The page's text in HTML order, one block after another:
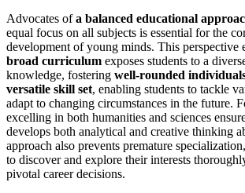
Advocates ofa balanced educational
equal focus on all subjects is essential for the
development of young minds. This perspective
broad curriculum exposes students to a
knowledge, fostering well-rounded
versatile skill set, enabling students to tackle
adapt to changing circumstances in the future.
excelling in both humanities and sciences
develops both analytical and creative thinking
approach also prevents premature
to discover and explore their interests
pivotal career decisions.